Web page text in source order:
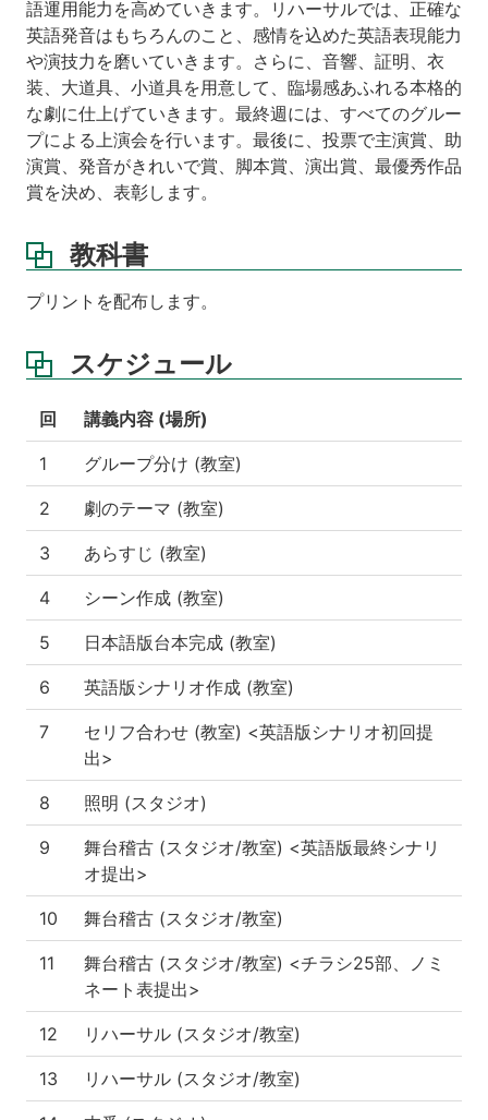
語運用能力を高めていきます。リハーサルでは、正確な
英語発音はもちろんのこと、感情を込めた英語表現能力
や演技力を磨いていきます。さらに、音響、証明、衣
装、大道具、小道具を用意して、臨場感あふれる本格的
な劇に仕上げていきます。最終週には、すべてのグルー
プによる上演会を行います。最後に、投票で主演賞、助
演賞、発音がきれいで賞、脚本賞、演出賞、最優秀作品
賞を決め、表彰します。
教科書
プリントを配布します。
スケジュール
回 講義内容 (場所)
1 グループ分け (教室)
2 劇のテーマ (教室)
3 あらすじ (教室)
4 シーン作成 (教室)
5 日本語版台本完成 (教室)
6 英語版シナリオ作成 (教室)
7
セリフ合わせ (教室) <英語版シナリオ初回提
出>
8 照明 (スタジオ)
9
舞台稽古 (スタジオ/教室) <英語版最終シナリ
オ提出>
10 舞台稽古 (スタジオ/教室)
11
舞台稽古 (スタジオ/教室) <チラシ25部、ノミ
ネート表提出>
12 リハーサル (スタジオ/教室)
13 リハーサル (スタジオ/教室)